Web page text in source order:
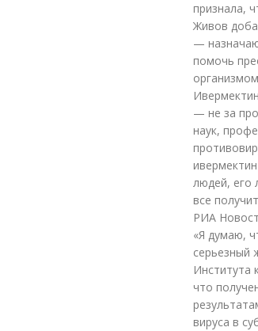
признала,
Живов
—
помочь
— не за
наук,
людей, его
все
РИА
«Я думаю,
серьезный
Института
что
вируса в